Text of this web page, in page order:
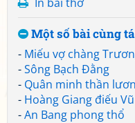
Một số bài cùng
- Miếu vợ chàng
-Sông Bạch Đằng
- Quân minh thần
- Hoàng Giang điếu
-An Bang phong thổ